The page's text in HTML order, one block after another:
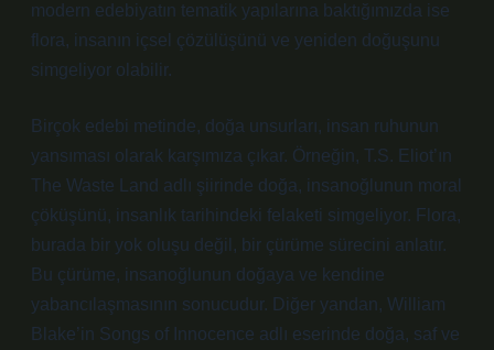
modern edebiyatın tematik yapılarına baktığımızda ise
flora, insanın içsel çözülüşünü ve yeniden doğuşunu
simgeliyor olabilir.
Birçok edebi metinde, doğa unsurları, insan ruhunun
yansıması olarak karşımıza çıkar. Örneğin, T.S. Eliot’ın
The Waste Land adlı şiirinde doğa, insanoğlunun moral
çöküşünü, insanlık tarihindeki felaketi simgeliyor. Flora,
burada bir yok oluşu değil, bir çürüme sürecini anlatır.
Bu çürüme, insanoğlunun doğaya ve kendine
yabancılaşmasının sonucudur. Diğer yandan, William
Blake’in Songs of Innocence adlı eserinde doğa, saf ve